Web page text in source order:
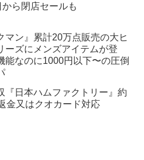
ら閉店セールも
マン』累計20万点販売の大ヒ
ーズにメンズアイテムが登
能なのに1000円以下〜の圧倒
『日本ハムファクトリー』約
金又はクオカード対応